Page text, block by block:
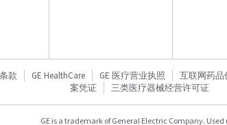
款 GE HealthCare GE 医疗营业执照 互联网药品
案凭证
三类医疗器械经营许可证
GE is a trademark of General Electric Company.